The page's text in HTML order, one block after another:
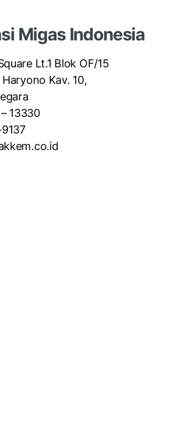
Migas Indonesia
Lt.1 Blok OF/15
Kav. 10,
13330